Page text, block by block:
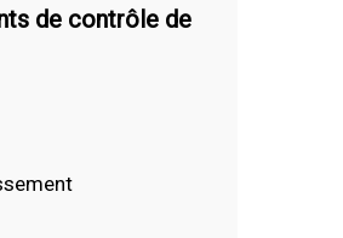
de contrôle de